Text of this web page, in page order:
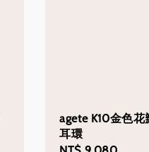
agete K10金色花
耳環